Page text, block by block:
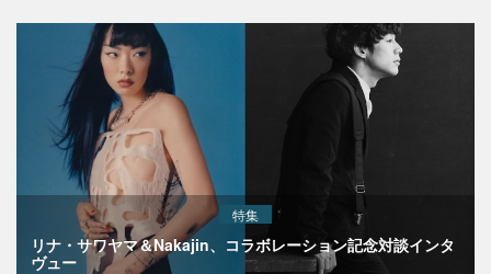
特集
リナ・サワヤマ＆Nakajin、コラボレーション記念対談インタ
ヴュー